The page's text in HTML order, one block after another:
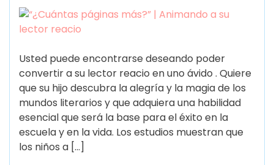
Usted puede encontrarse deseando poder
convertir a su lector reacio en uno ávido . Quiere
que su hijo descubra la alegría y la magia de los
mundos literarios y que adquiera una habilidad
esencial que será la base para el éxito en la
escuela y en la vida. Los estudios muestran que
los niños a […]